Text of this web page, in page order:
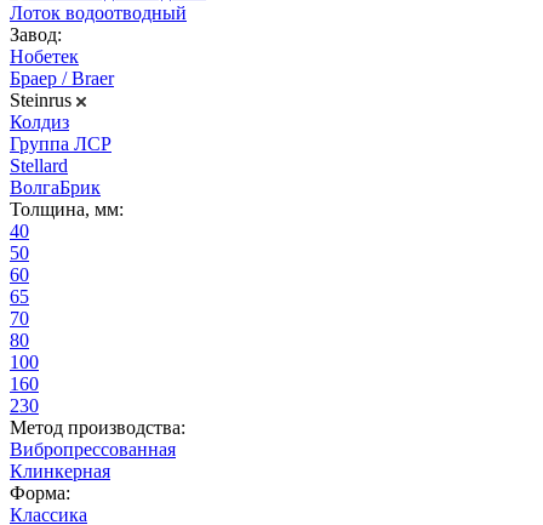
Лоток водоотводный
Завод:
Нобетек
Браер / Braer
Steinrus
Колдиз
Группа ЛСР
Stellard
ВолгаБрик
Толщина, мм:
40
50
60
65
70
80
100
160
230
Метод производства:
Вибропрессованная
Клинкерная
Форма:
Классика